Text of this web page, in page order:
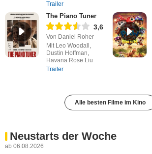
Trailer
The Piano Tuner
3,6
Von Daniel Roher
Mit Leo Woodall,
Dustin Hoffman,
Havana Rose Liu
Trailer
Alle besten Filme im Kino
Neustarts der Woche
ab 06.08.2026